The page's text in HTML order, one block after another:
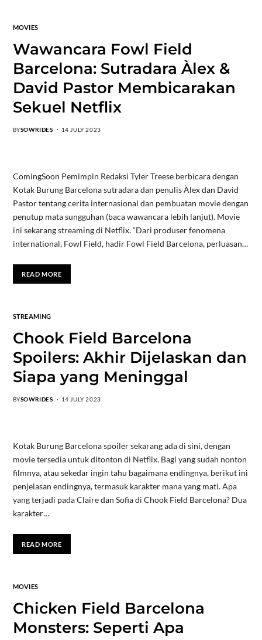
MOVIES
Wawancara Fowl Field
Barcelona: Sutradara Àlex &
David Pastor Membicarakan
Sekuel Netflix
BYSOWRIDES 14 JULY 2023
ComingSoon Pemimpin Redaksi Tyler Treese berbicara dengan
Kotak Burung Barcelona sutradara dan penulis Àlex dan David
Pastor tentang cerita internasional dan pembuatan movie dengan
penutup mata sungguhan (baca wawancara lebih lanjut). Movie
ini sekarang streaming di Netflix. “Dari produser fenomena
international, Fowl Field, hadir Fowl Field Barcelona, ​​perluasan…
READ MORE
STREAMING
Chook Field Barcelona
Spoilers: Akhir Dijelaskan dan
Siapa yang Meninggal
BYSOWRIDES 14 JULY 2023
Kotak Burung Barcelona spoiler sekarang ada di sini, dengan
movie tersedia untuk ditonton di Netflix. Bagi yang sudah nonton
filmnya, atau sekedar ingin tahu bagaimana endingnya, berikut ini
penjelasan endingnya, termasuk karakter mana yang mati. Apa
yang terjadi pada Claire dan Sofia di Chook Field Barcelona? Dua
karakter…
READ MORE
MOVIES
Chicken Field Barcelona
Monsters: Seperti Apa